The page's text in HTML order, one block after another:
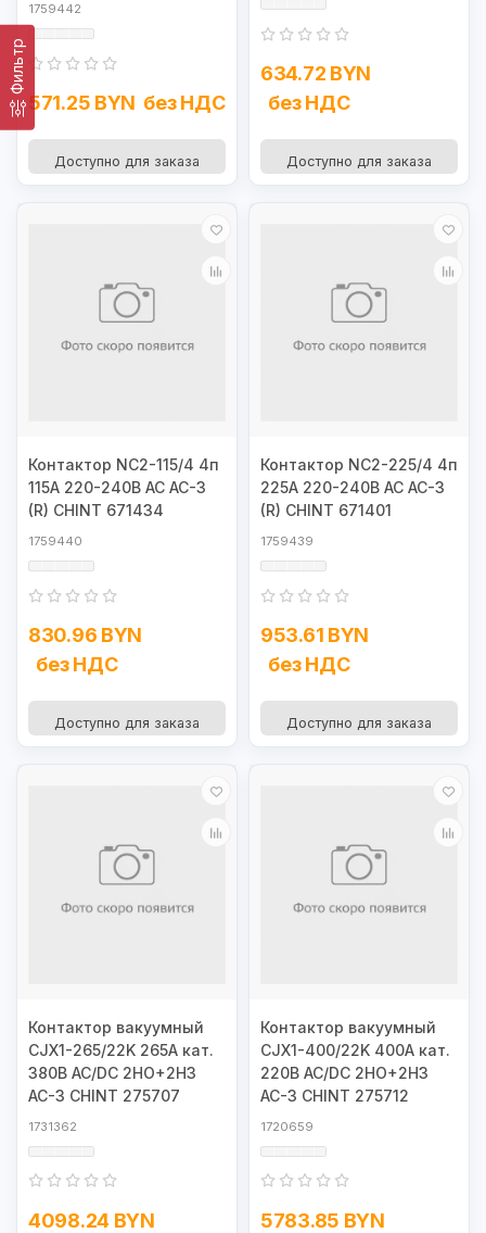
Фильтр
1759442
571.25 BYN без НДС
Доступно для заказа
634.72 BYN
без НДС
Доступно для заказа
Контактор NC2-115/4 4п
115А 220-240В AC AC-3
(R) CHINT 671434
1759440
830.96 BYN
без НДС
Доступно для заказа
Контактор NC2-225/4 4п
225А 220-240В AC AC-3
(R) CHINT 671401
1759439
953.61 BYN
без НДС
Доступно для заказа
Контактор вакуумный
CJX1-265/22K 265А кат.
380В AC/DC 2НО+2НЗ
AC-3 CHINT 275707
1731362
4098.24 BYN
Контактор вакуумный
CJX1-400/22K 400А кат.
220В AC/DC 2НО+2НЗ
AC-3 CHINT 275712
1720659
5783.85 BYN